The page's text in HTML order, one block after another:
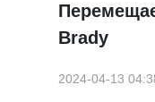
Brady
2024-04-13